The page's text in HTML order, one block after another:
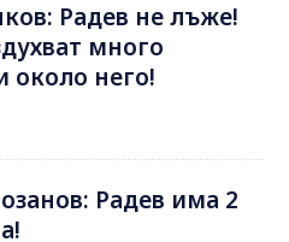
Радев не лъже!
много
около него!
Радев има 2